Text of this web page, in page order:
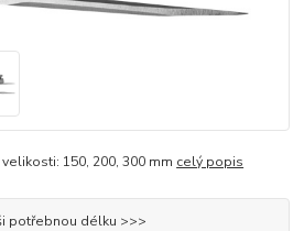
150, 200, 300 mm celý popis
potřebnou délku >>>